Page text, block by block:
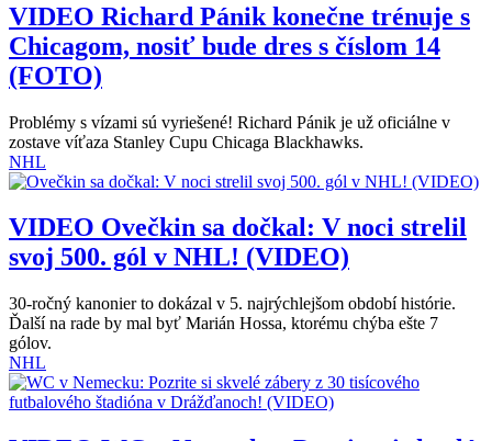
VIDEO Richard Pánik konečne trénuje s
Chicagom, nosiť bude dres s číslom 14
(FOTO)
Problémy s vízami sú vyriešené! Richard Pánik je už oficiálne v
zostave víťaza Stanley Cupu Chicaga Blackhawks.
NHL
VIDEO Ovečkin sa dočkal: V noci strelil
svoj 500. gól v NHL! (VIDEO)
30-ročný kanonier to dokázal v 5. najrýchlejšom období histórie.
Ďalší na rade by mal byť Marián Hossa, ktorému chýba ešte 7
gólov.
NHL